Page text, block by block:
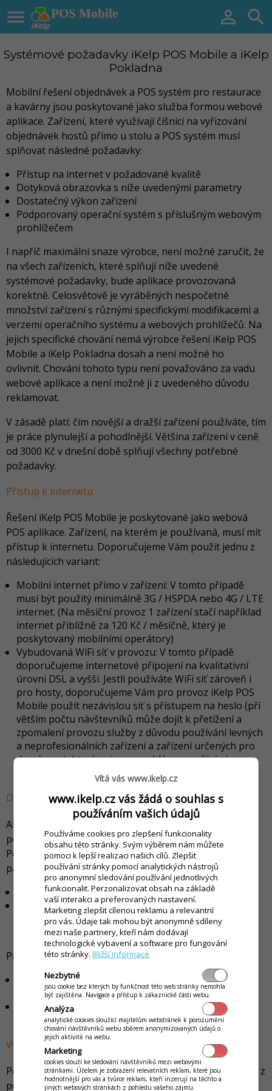
POS Mobile
  
Systémové požadavky iKelp POS Mobile a iKelp
Pokladna
Mobilní řešení objednávek a POS systém pro restaurace
a kavárny jsou poskytované jako služba formou webové
aplikace. Zařízení, které využívají číšníci na vyřizování
objednávek hostů přímo u stolu a POS systém musí
splňovat následné požadavky:
Přístup na internet v požadované kvalitě
Dotyková obrazovka s níže uvedenými parametry
Dostatečný výkon zařízení
Podporovaný operační systém s příslušným webovým
prohlížečem
I napříč maximální snaze výrobce, není možné zaručit, že
na všech zařízeních, které splňují níže uvedené
systémové požadavky, bude aplikace provozovaná
korektně. Celosvětově je vyráběných nespočetné
množství zařízení s různými specifickými modifikacemi a
verzemi operačního systému a webových prohlížečů. Na
jejich specifické chování nemá výrobce řešení iKelp POS
Mobile a iKelp Pokladna dosah a není možné ho
ovlivnit. Chování tohoto typu není považováno za vadu
webové aplikace a není možné ji z uvedeného důvodu
reklamovat.
V zásadě platí: čím novější a dražší zařízení používáte, tím
je práce plynulejší a pohodlnější. Většina zařízení v ceně
od 3000 Kč v dnešní době splňují všechny potřebné
požadavky.
Přístup k internetu
Řešení iKelp POS Mobile je poskytované jako webová
POS aplikace. Zařízení, na kterém je používaná, musí mít
přístup k internetu. Doporučujeme Vám použít jednu z
následujících variant:
Mobilní internet přímo v zařízení: V tomto případě
musí být použitý minimálně 3G / HSPDA nebo 4G / LTE
internet. (Na měsíční provoz 1 zařízení stačí například
internet přibližně za 120 Kč / měsíčně, který je
poskytovaný mobilními operátory)
Vybudovaná WiFi síť v provozu: V tomto případě
doporučujeme internetové připojení na kvalitativní
úrovni DSL a vyšší. Jestli používáte WiFi síť zároveň i
pro hosty, doporučujeme Vám pro provoz iKelp POS
Mobile použít nezávislou síť s přístupem na heslo (při
větším počtu návštevníků může dojít k přetížení a
zpomalení provozu služby z důvodu používání levných
a neprofesionálních zařízení a zařízení určených pro
domácnost, které nejsou navrhlé na používání v
prostředí s větším počtem připojených klientů).
Dotyková obrazovka
Aby se mohli na displeji zařízení zobrazit všechny
potřebné prvky aplikace iKelp POS Mobile nebo iKelp
Pokladna, je potřebné dodržet následující technické
parametry:
minimální rozlišení zařízení: 360 x 480
doporučující minimální rozlišení zařízení:
pro displeje méně jak 7-palců: 360 x 800
pro displeje velikosti 7-palců a víc: 400 x 1024
Při výběru vhodného zařízení Vám doporučujeme:
velikost zařízení zvolte tak, aby se pohodlně drželo v
pro Vámi používané zařízení si vyberte vhodné
puzdro, nejlépe připevnitelné na opasek
Výkon mobilního zařízení
Použité zařízení musí splňovat níže uvedené parametry z
pohledu výkonu.
Vítá vás www.ikelp.cz
www.ikelp.cz vás žádá o souhlas s
používáním vašich údajů
Používáme cookies pro zlepšení funkcionality
obsahu této stránky. Svým výběrem nám můžete
pomoci k lepší realizaci našich cílů. Zlepšit
používání stránky pomocí analytických nástrojů
pro anonymní sledování používání jednotlivých
funkcionalit. Perzonalizovat obsah na základě
vaší interakci a preferovaných nastavení.
Marketing zlepšit cílenou reklamu a relevantní
pro vás. Údaje tak mohou být anonymně sdíleny
mezi naše partnery, kteří nám dodávají
technologické vybavení a software pro fungování
této stránky.Bližší informace
Nezbytné
jsou cookie bez kterých by funkčnost této web stránky nemohla
být zajištěna. Navigace a přístup k zákaznické části webu.
Analýza
analytické cookies sloužící majitelům webstránek k porozumění
chování návštěvníků webu sběrem anonymizovaných údajů o
jejich aktivitě na webu.
Marketing
cookies slouží ke sledování návštěvníků mezi webovými
stránkami. Účelem je zobrazení relevatních reklam, které jsou
hodnotnější pro vás a tvůrce reklam, kteří inzerují na těchto a
jiných webových stránkách z pohledu vašeho zájmu.